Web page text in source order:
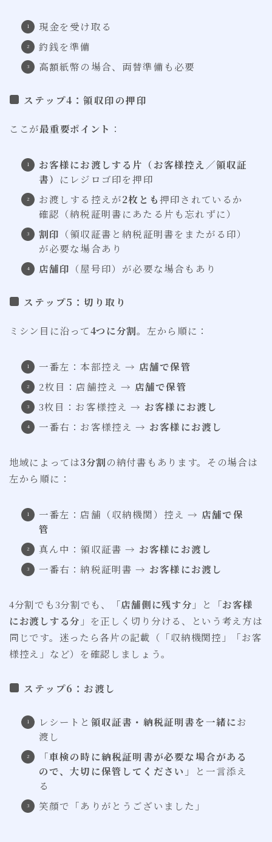
現金を受け取る
釣銭を準備
高額紙幣の場合、両替準備も必要
ステップ4：領収印の押印
ここが最重要ポイント ：
お客様にお渡しする片（お客様控え／領収証
書） にレジロゴ印を押印
お渡しする控えが2枚とも押印されているか
確認（納税証明書にあたる片も忘れずに）
割印 （領収証書と納税証明書をまたがる印）
が必要な場合あり
店舗印 （屋号印）が必要な場合もあり
ステップ5：切り取り
ミシン目に沿って4つに分割。左から順に：
一番左：本部控え → 店舗で保管
2枚目：店舗控え → 店舗で保管
3枚目：お客様控え → お客様にお渡し
一番右：お客様控え → お客様にお渡し
地域によっては3分割の納付書もあります。その場合は
左から順に：
一番左：店舗（収納機関）控え → 店舗で保
管
真ん中：領収証書 → お客様にお渡し
一番右：納税証明書 → お客様にお渡し
4分割でも3分割でも、「店舗側に残す分 」と「お客様
にお渡しする分 」を正しく切り分ける、という考え方は
同じです。迷ったら各片の記載（「収納機関控」「お客
様控え」など）を確認しましょう。
ステップ6：お渡し
レシートと 領収証書・納税証明書を一緒にお
渡し
「車検の時に納税証明書が必要な場合がある
ので、大切に保管してください 」と一言添え
る
笑顔で「ありがとうございました」